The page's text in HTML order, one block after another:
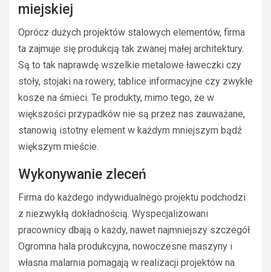
miejskiej
Oprócz dużych projektów stalowych elementów, firma
ta zajmuje się produkcją tak zwanej małej architektury.
Są to tak naprawdę wszelkie metalowe ławeczki czy
stoły, stojaki na rowery, tablice informacyjne czy zwykłe
kosze na śmieci. Te produkty, mimo tego, że w
większości przypadków nie są przez nas zauważane,
stanowią istotny element w każdym mniejszym bądź
większym mieście.
Wykonywanie zleceń
Firma do każdego indywidualnego projektu podchodzi
z niezwykłą dokładnością. Wyspecjalizowani
pracownicy dbają o każdy, nawet najmniejszy szczegół.
Ogromna hala produkcyjna, nowoczesne maszyny i
własna malarnia pomagają w realizacji projektów na